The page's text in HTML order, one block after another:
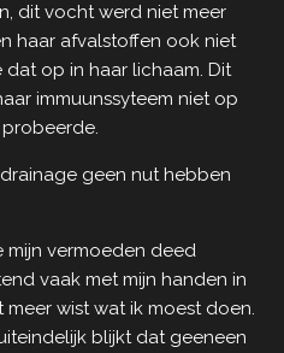
dit vocht werd niet meer
haar afvalstoffen ook niet
op in haar lichaam. Dit
immuunssyteem niet op
geen nut hebben
mijn vermoeden deed
vaak met mijn handen in
wist wat ik moest doen.
blijkt dat geeneen